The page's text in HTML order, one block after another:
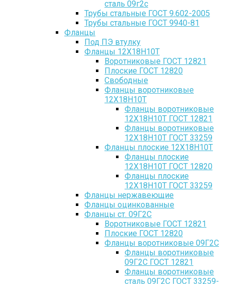
сталь 09г2с
Трубы стальные ГОСТ 9.602-2005
Трубы стальные ГОСТ 9940-81
Фланцы
Под ПЭ втулку
Фланцы 12Х18Н10Т
Воротниковые ГОСТ 12821
Плоские ГОСТ 12820
Свободные
Фланцы воротниковые
12Х18Н10Т
Фланцы воротниковые
12Х18Н10Т ГОСТ 12821
Фланцы воротниковые
12Х18Н10Т ГОСТ 33259
Фланцы плоские 12Х18Н10Т
Фланцы плоские
12Х18Н10Т ГОСТ 12820
Фланцы плоские
12Х18Н10Т ГОСТ 33259
Фланцы нержавеющие
Фланцы оцинкованные
Фланцы ст. 09Г2С
Воротниковые ГОСТ 12821
Плоские ГОСТ 12820
Фланцы воротниковые 09Г2С
Фланцы воротниковые
09Г2С ГОСТ 12821
Фланцы воротниковые
сталь 09Г2С ГОСТ 33259-